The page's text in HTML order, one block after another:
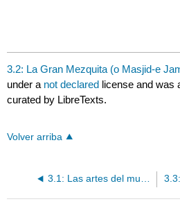
3.2: La Gran Mezquita (o Masjid-e
under a not declared license and was
curated by LibreTexts.
Volver arriba